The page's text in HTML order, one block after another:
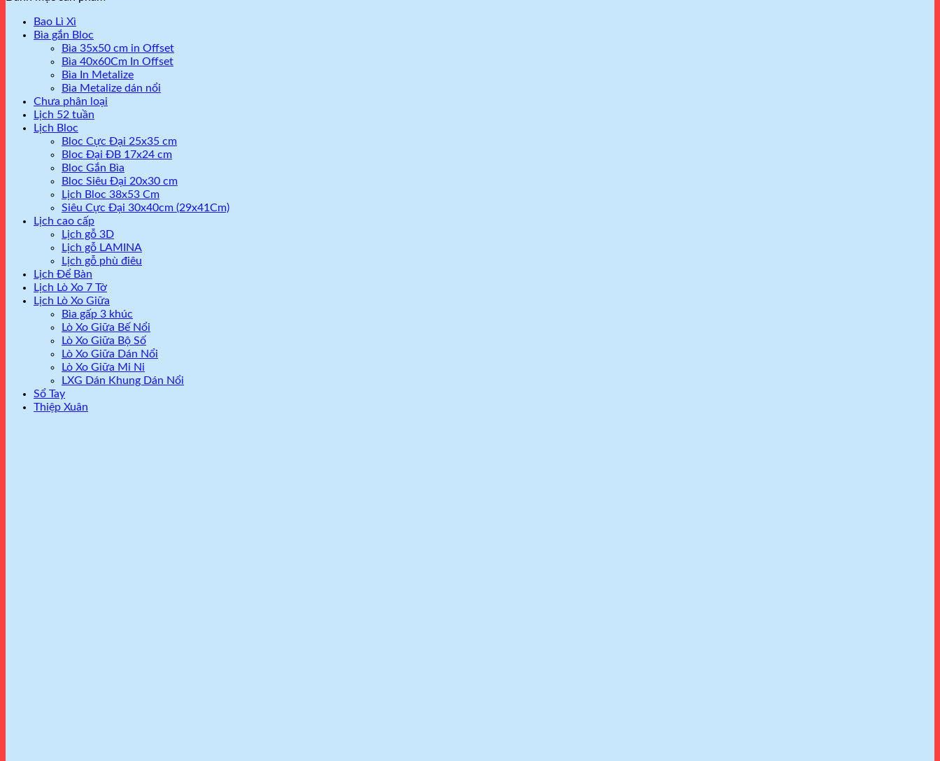
Bao Lì Xì
Bìa gắn Bloc
Bìa 35x50 cm in Offset
Bìa 40x60Cm In Offset
Bìa In Metalize
Bìa Metalize dán nổi
Chưa phân loại
Lịch 52 tuần
Lịch Bloc
Bloc Cực Đại 25x35 cm
Bloc Đại ĐB 17x24 cm
Bloc Gắn Bìa
Bloc Siêu Đại 20x30 cm
Lịch Bloc 38x53 Cm
Siêu Cực Đại 30x40cm (29x41Cm)
Lịch cao cấp
Lịch gỗ 3D
Lịch gỗ LAMINA
Lịch gỗ phù điêu
Lịch Để Bàn
Lịch Lò Xo 7 Tờ
Lịch Lò Xo Giữa
Bìa gấp 3 khúc
Lò Xo Giữa Bế Nổi
Lò Xo Giữa Bộ Số
Lò Xo Giữa Dán Nổi
Lò Xo Giữa Mi Ni
LXG Dán Khung Dán Nổi
Sổ Tay
Thiệp Xuân